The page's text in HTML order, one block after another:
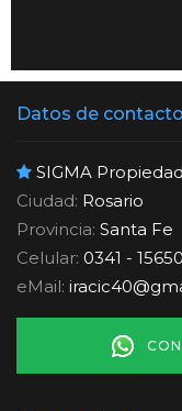
Datos de contacto
SIGMA
Ciudad: Rosario
Provincia: Santa Fe
Celular: 0341 -
eMail: iracic40@